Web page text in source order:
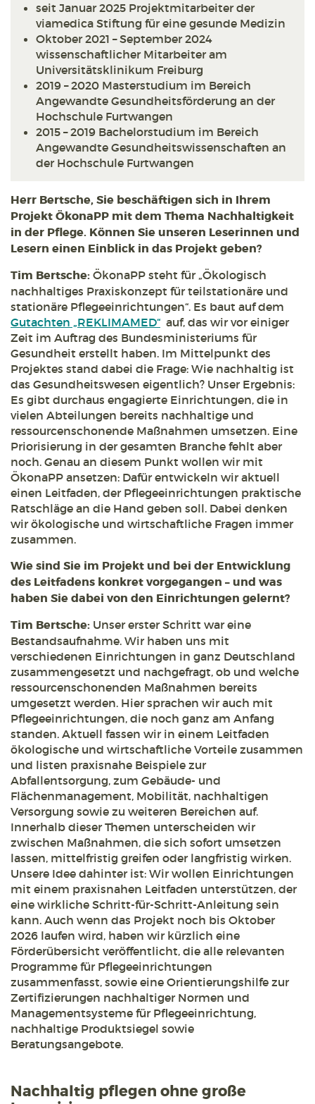
seit Januar 2025 Projektmitarbeiter der
viamedica Stiftung für eine gesunde Medizin
Oktober 2021 – September 2024
wissenschaftlicher Mitarbeiter am
Universitätsklinikum Freiburg
2019 – 2020 Masterstudium im Bereich
Angewandte Gesundheitsförderung an der
Hochschule Furtwangen
2015 – 2019 Bachelorstudium im Bereich
Angewandte Gesundheitswissenschaften an
der Hochschule Furtwangen
Herr Bertsche, Sie beschäftigen sich in Ihrem
Projekt ÖkonaPP mit dem Thema Nachhaltigkeit
in der Pflege. Können Sie unseren Leserinnen und
Lesern einen Einblick in das Projekt geben?
Tim Bertsche: ÖkonaPP steht für „Ökologisch
nachhaltiges Praxiskonzept für teilstationäre und
stationäre Pflegeeinrichtungen“. Es baut auf dem
Gutachten „REKLIMAMED“ auf, das wir vor einiger
Zeit im Auftrag des Bundesministeriums für
Gesundheit erstellt haben. Im Mittelpunkt des
Projektes stand dabei die Frage: Wie nachhaltig ist
das Gesundheitswesen eigentlich? Unser Ergebnis:
Es gibt durchaus engagierte Einrichtungen, die in
vielen Abteilungen bereits nachhaltige und
ressourcenschonende Maßnahmen umsetzen. Eine
Priorisierung in der gesamten Branche fehlt aber
noch. Genau an diesem Punkt wollen wir mit
ÖkonaPP ansetzen: Dafür entwickeln wir aktuell
einen Leitfaden, der Pflegeeinrichtungen praktische
Ratschläge an die Hand geben soll. Dabei denken
wir ökologische und wirtschaftliche Fragen immer
zusammen.
Wie sind Sie im Projekt und bei der Entwicklung
des Leitfadens konkret vorgegangen – und was
haben Sie dabei von den Einrichtungen gelernt?
Tim Bertsche: Unser erster Schritt war eine
Bestandsaufnahme. Wir haben uns mit
verschiedenen Einrichtungen in ganz Deutschland
zusammengesetzt und nachgefragt, ob und welche
ressourcenschonenden Maßnahmen bereits
umgesetzt werden. Hier sprachen wir auch mit
Pflegeeinrichtungen, die noch ganz am Anfang
standen. Aktuell fassen wir in einem Leitfaden
ökologische und wirtschaftliche Vorteile zusammen
und listen praxisnahe Beispiele zur
Abfallentsorgung, zum Gebäude- und
Flächenmanagement, Mobilität, nachhaltigen
Versorgung sowie zu weiteren Bereichen auf.
Innerhalb dieser Themen unterscheiden wir
zwischen Maßnahmen, die sich sofort umsetzen
lassen, mittelfristig greifen oder langfristig wirken.
Unsere Idee dahinter ist: Wir wollen Einrichtungen
mit einem praxisnahen Leitfaden unterstützen, der
eine wirkliche Schritt-für-Schritt-Anleitung sein
kann. Auch wenn das Projekt noch bis Oktober
2026 laufen wird, haben wir kürzlich eine
Förderübersicht veröffentlicht, die alle relevanten
Programme für Pflegeeinrichtungen
zusammenfasst, sowie eine Orientierungshilfe zur
Zertifizierungen nachhaltiger Normen und
Managementsysteme für Pflegeeinrichtung,
nachhaltige Produktsiegel sowie
Beratungsangebote.
Nachhaltig pflegen ohne große